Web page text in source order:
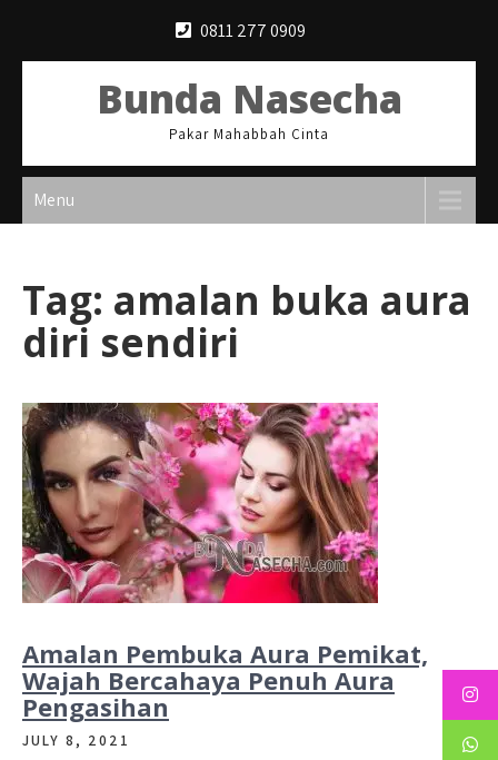
0811 277 0909
Bunda Nasecha
Pakar Mahabbah Cinta
Menu
Tag: amalan buka aura
diri sendiri
Amalan Pembuka Aura Pemikat,
Wajah Bercahaya Penuh Aura
Pengasihan
JULY 8, 2021